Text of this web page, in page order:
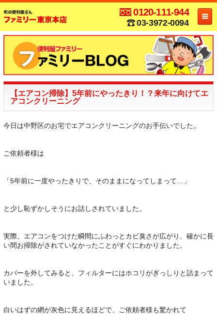
0120-111-944
03-3972-0094
【エアコン掃除】5年前にやったきり！？来年に向けてエ
アコンクリーニング
今日は中野区のお宅でエアコンクリーニングのお手伝いでした。
ご依頼者様は
「5年前に一度やったきりで、そのままになってしまって…」
と少し恥ずかしそうにお話しされていました。
実際、エアコンをつけた瞬間にふわっとカビ臭さが広がり、確かに長
い間お掃除がされていなかったことがすぐにわかりました。
カバーを外してみると、フィルターにはホコリがぎっしりと詰まって
いました。
白いはずの網が灰色に見えるほどで、ご依頼者様も驚かれて